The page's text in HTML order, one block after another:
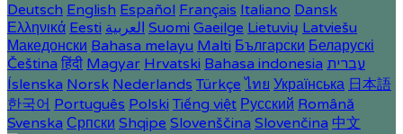
Deutsch English Español Français Italiano Dansk
Ελληνικά Eesti العربية Suomi Gaeilge Lietuvių Latviešu
Македонски Bahasa melayu Malti Български Беларускі
Čeština हिंदी Magyar Hrvatski Bahasa indonesia עברית
Íslenska Norsk Nederlands Türkçe ไทย Українська 日本語
한국어 Português Polski Tiếng việt Русский Română
Svenska Српски Shqipe Slovenščina Slovenčina 中文